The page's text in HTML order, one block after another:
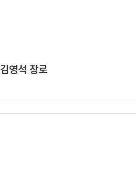
김영석 장로